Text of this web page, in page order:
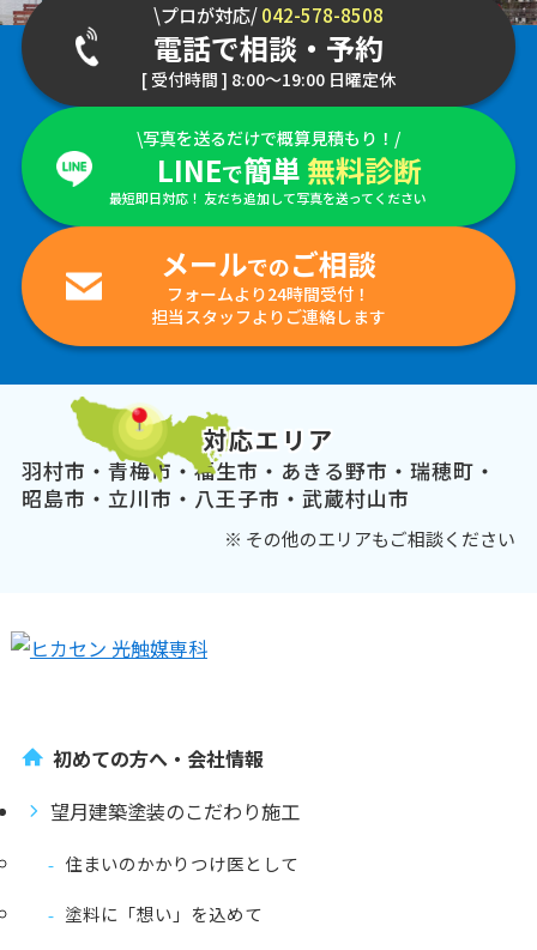
\プロが対応/042-578-8508
電話で相談・予約
[ 受付時間 ] 8:00～19:00 日曜定休
\写真を送るだけで概算見積もり！/
LINEで簡単 無料診断
最短即日対応！ 友だち追加して写真を送ってください
メールでのご相談
フォームより24時間受付！
担当スタッフよりご連絡します
対応エリア
羽村市・青梅市・福生市・あきる野市・瑞穂町・
昭島市・立川市・八王子市・武蔵村山市
※ その他のエリアもご相談ください
初めての方へ・会社情報
望月建築塗装のこだわり施工
住まいのかかりつけ医として
塗料に「想い」を込めて